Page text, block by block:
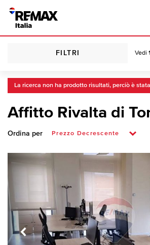
FILTRI Vedi
La ricerca non ha prodotto risultati, perciò è
Affitto Rivalta di
Ordina per